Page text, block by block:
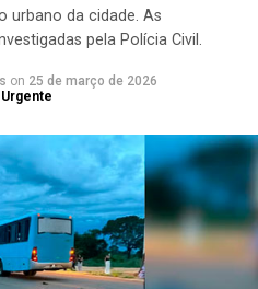
urbano da cidade. As
pela Polícia Civil.
on 25 de março de 2026
Urgente